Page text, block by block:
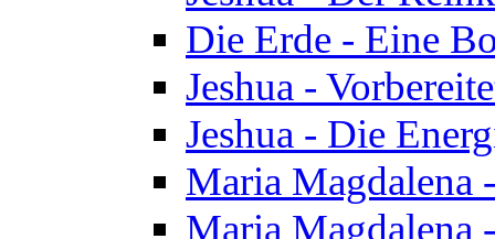
Die Erde - Eine
Jeshua -
Jeshua - Die
Maria Magdalena
Maria Magdalena